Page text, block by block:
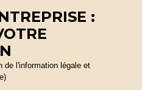
:
de l'information légale et